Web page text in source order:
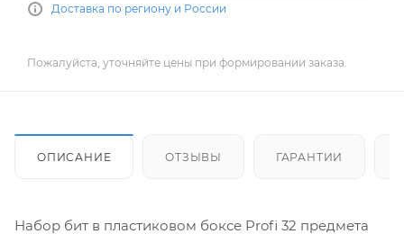
Доставка по региону и России
Пожалуйста, уточняйте цены при формировании заказа.
ОПИСАНИЕ ОТЗЫВЫ ГАРАНТИИ
Набор бит в пластиковом боксе Profi 32 предмета